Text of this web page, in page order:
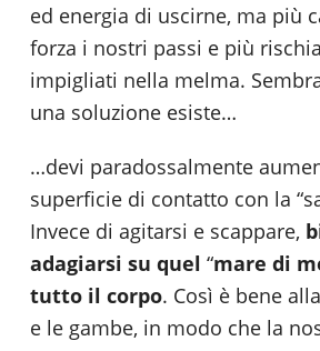
ed energia di uscirne, ma più
forza i nostri passi e più
impigliati nella melma.
una soluzione esiste…
…devi paradossalmente
superficie di contatto con la
Invece di agitarsi e scappare,
adagiarsi su quel “mare di
tutto il corpo. Così è bene
e le gambe, in modo che la